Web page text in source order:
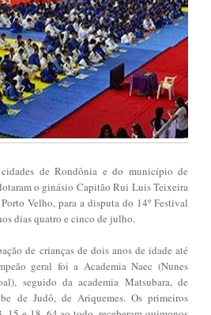
de Rondônia e do município de
o ginásio Capitão Rui Luis Teixeira
Velho, para a disputa do 14º Festival
dias quatro e cinco de julho.
de crianças de dois anos de idade até
geral foi a Academia Naec (Nunes
seguido da academia Matsubara, de
de Judô, de Ariquemes. Os primeiros